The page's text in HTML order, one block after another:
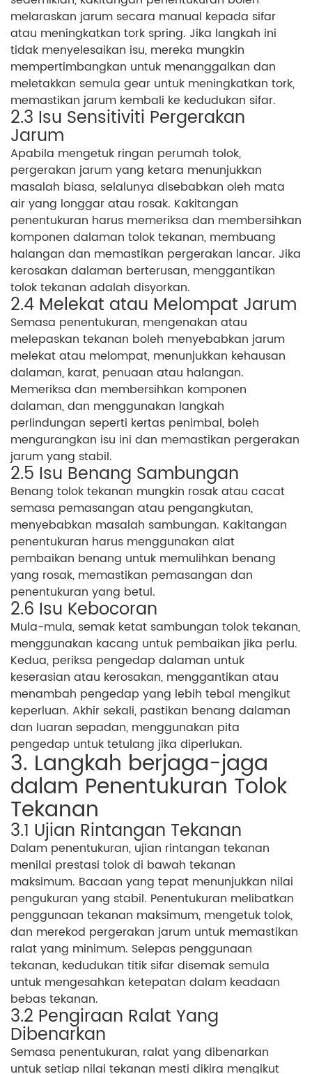
melaraskan jarum secara manual kepada sifar
atau meningkatkan tork spring. Jika langkah ini
tidak menyelesaikan isu, mereka mungkin
mempertimbangkan untuk menanggalkan dan
meletakkan semula gear untuk meningkatkan tork,
memastikan jarum kembali ke kedudukan sifar.
2.3 Isu Sensitiviti Pergerakan
Jarum
Apabila mengetuk ringan perumah tolok,
pergerakan jarum yang ketara menunjukkan
masalah biasa, selalunya disebabkan oleh mata
air yang longgar atau rosak. Kakitangan
penentukuran harus memeriksa dan membersihkan
komponen dalaman tolok tekanan, membuang
halangan dan memastikan pergerakan lancar. Jika
kerosakan dalaman berterusan, menggantikan
tolok tekanan adalah disyorkan.
2.4 Melekat atau Melompat Jarum
Semasa penentukuran, mengenakan atau
melepaskan tekanan boleh menyebabkan jarum
melekat atau melompat, menunjukkan kehausan
dalaman, karat, penuaan atau halangan.
Memeriksa dan membersihkan komponen
dalaman, dan menggunakan langkah
perlindungan seperti kertas penimbal, boleh
mengurangkan isu ini dan memastikan pergerakan
jarum yang stabil.
2.5 Isu Benang Sambungan
Benang tolok tekanan mungkin rosak atau cacat
semasa pemasangan atau pengangkutan,
menyebabkan masalah sambungan. Kakitangan
penentukuran harus menggunakan alat
pembaikan benang untuk memulihkan benang
yang rosak, memastikan pemasangan dan
penentukuran yang betul.
2.6 Isu Kebocoran
Mula-mula, semak ketat sambungan tolok tekanan,
menggunakan kacang untuk pembaikan jika perlu.
Kedua, periksa pengedap dalaman untuk
keserasian atau kerosakan, menggantikan atau
menambah pengedap yang lebih tebal mengikut
keperluan. Akhir sekali, pastikan benang dalaman
dan luaran sepadan, menggunakan pita
pengedap untuk tetulang jika diperlukan.
3. Langkah berjaga-jaga
dalam Penentukuran Tolok
Tekanan
3.1 Ujian Rintangan Tekanan
Dalam penentukuran, ujian rintangan tekanan
menilai prestasi tolok di bawah tekanan
maksimum. Bacaan yang tepat menunjukkan nilai
pengukuran yang stabil. Penentukuran melibatkan
penggunaan tekanan maksimum, mengetuk tolok,
dan merekod pergerakan jarum untuk memastikan
ralat yang minimum. Selepas penggunaan
tekanan, kedudukan titik sifar disemak semula
untuk mengesahkan ketepatan dalam keadaan
bebas tekanan.
3.2 Pengiraan Ralat Yang
Dibenarkan
Semasa penentukuran, ralat yang dibenarkan
untuk setiap nilai tekanan mesti dikira mengikut